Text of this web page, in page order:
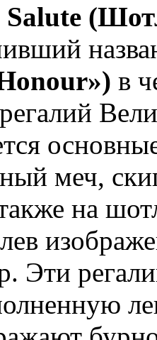
Salute
в
меч,
на
Эти